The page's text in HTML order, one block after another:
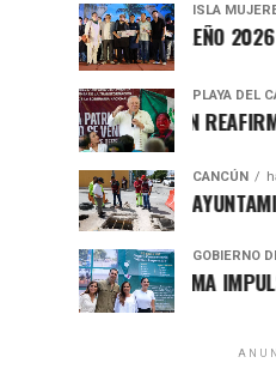
ISLA
CEVICHE ISLEÑO 2026
PLAYA DEL
RAFA MARÍN REAFIRMA
CANCÚN
FORTALECE
GOBIERNO
MARA LEZAMA IMPULSA